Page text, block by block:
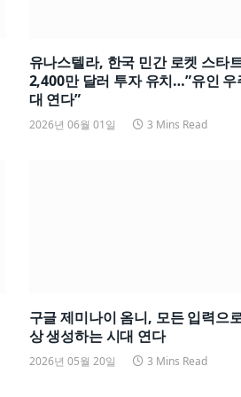
유나스텔라, 한국 민간 로켓 스타
2,400만 달러 투자 유치…”유인 우
대 연다”
2026년 06월 01일 3 Mins Read
구글 제미나이 옴니, 모든 입력으
상 생성하는 시대 연다
2026년 05월 20일 3 Mins Read